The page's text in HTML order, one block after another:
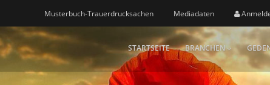
Musterbuch-Trauerdrucksachen Mediadaten
STARTSEITE BRANCHEN